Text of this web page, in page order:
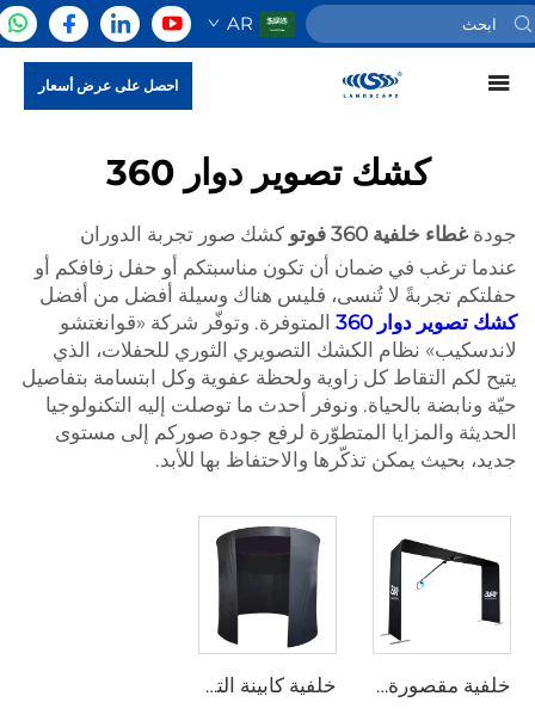
AR
احصل على عرض أسعار
كشك تصوير دوار 360
جودةغطاء خلفية 360 فوتو
كشك صور تجربة الدوران
عندما ترغب في ضمان أن تكون مناسبتكم أو حفل زفافكم أو
حفلتكم تجربةً لا تُنسى، فليس هناك وسيلة أفضل من أفضل
كشك تصوير دوار 360
المتوفرة. وتوفّر شركة «قوانغتشو
لاندسكيب» نظام الكشك التصويري الثوري للحفلات، الذي
يتيح لكم التقاط كل زاوية ولحظة عفوية وكل ابتسامة بتفاصيل
حيّة ونابضة بالحياة. ونوفر أحدث ما توصلت إليه التكنولوجيا
الحديثة والمزايا المتطوّرة لرفع جودة صوركم إلى مستوى
جديد، بحيث يمكن تذكّرها والاحتفاظ بها للأبد.
خلفية مقصورة البوث الفوتوغرافي الدوراني 360 خلفية كابينة التصوير 360